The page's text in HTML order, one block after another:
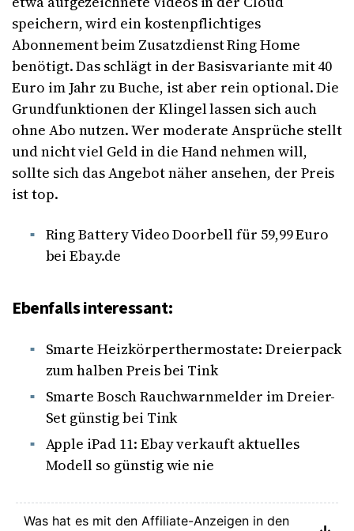
speichern, wird ein kostenpflichtiges
Abonnement beim Zusatzdienst Ring Home
benötigt. Das schlägt in der Basisvariante mit 40
Euro im Jahr zu Buche, ist aber rein optional. Die
Grundfunktionen der Klingel lassen sich auch
ohne Abo nutzen. Wer moderate Ansprüche stellt
und nicht viel Geld in die Hand nehmen will,
sollte sich das Angebot näher ansehen, der Preis
ist top.
Ring Battery Video Doorbell für 59,99 Euro
bei Ebay.de
Ebenfalls interessant:
Smarte Heizkörperthermostate: Dreierpack
zum halben Preis bei Tink
Smarte Bosch Rauchwarnmelder im Dreier-
Set günstig bei Tink
Apple iPad 11: Ebay verkauft aktuelles
Modell so günstig wie nie
Was hat es mit den Affiliate-Anzeigen in den